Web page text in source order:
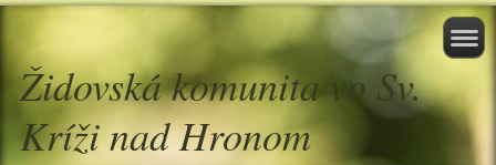
Židovská komunita vo Sv.
Kríži nad Hronom